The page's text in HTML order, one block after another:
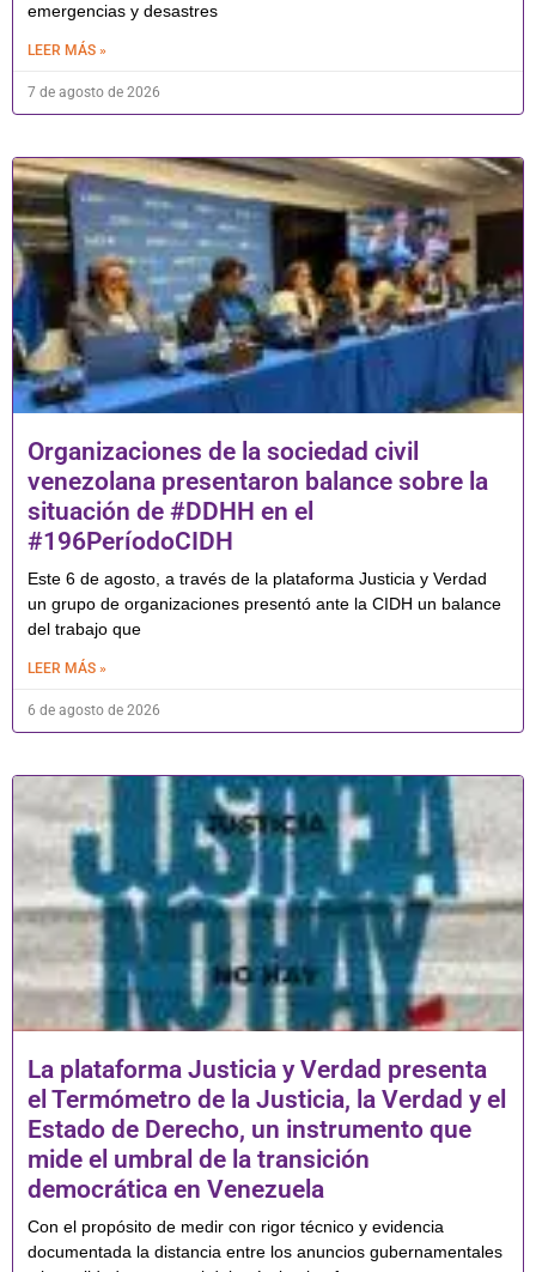
emergencias y desastres
LEER MÁS »
7 de agosto de 2026
Organizaciones de la sociedad civil
venezolana presentaron balance sobre la
situación de #DDHH en el
#196PeríodoCIDH
Este 6 de agosto, a través de la plataforma Justicia y Verdad
un grupo de organizaciones presentó ante la CIDH un balance
del trabajo que
LEER MÁS »
6 de agosto de 2026
La plataforma Justicia y Verdad presenta
el Termómetro de la Justicia, la Verdad y el
Estado de Derecho, un instrumento que
mide el umbral de la transición
democrática en Venezuela
Con el propósito de medir con rigor técnico y evidencia
documentada la distancia entre los anuncios gubernamentales